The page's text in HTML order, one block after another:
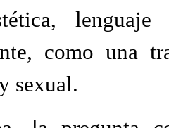
como una
sexual.